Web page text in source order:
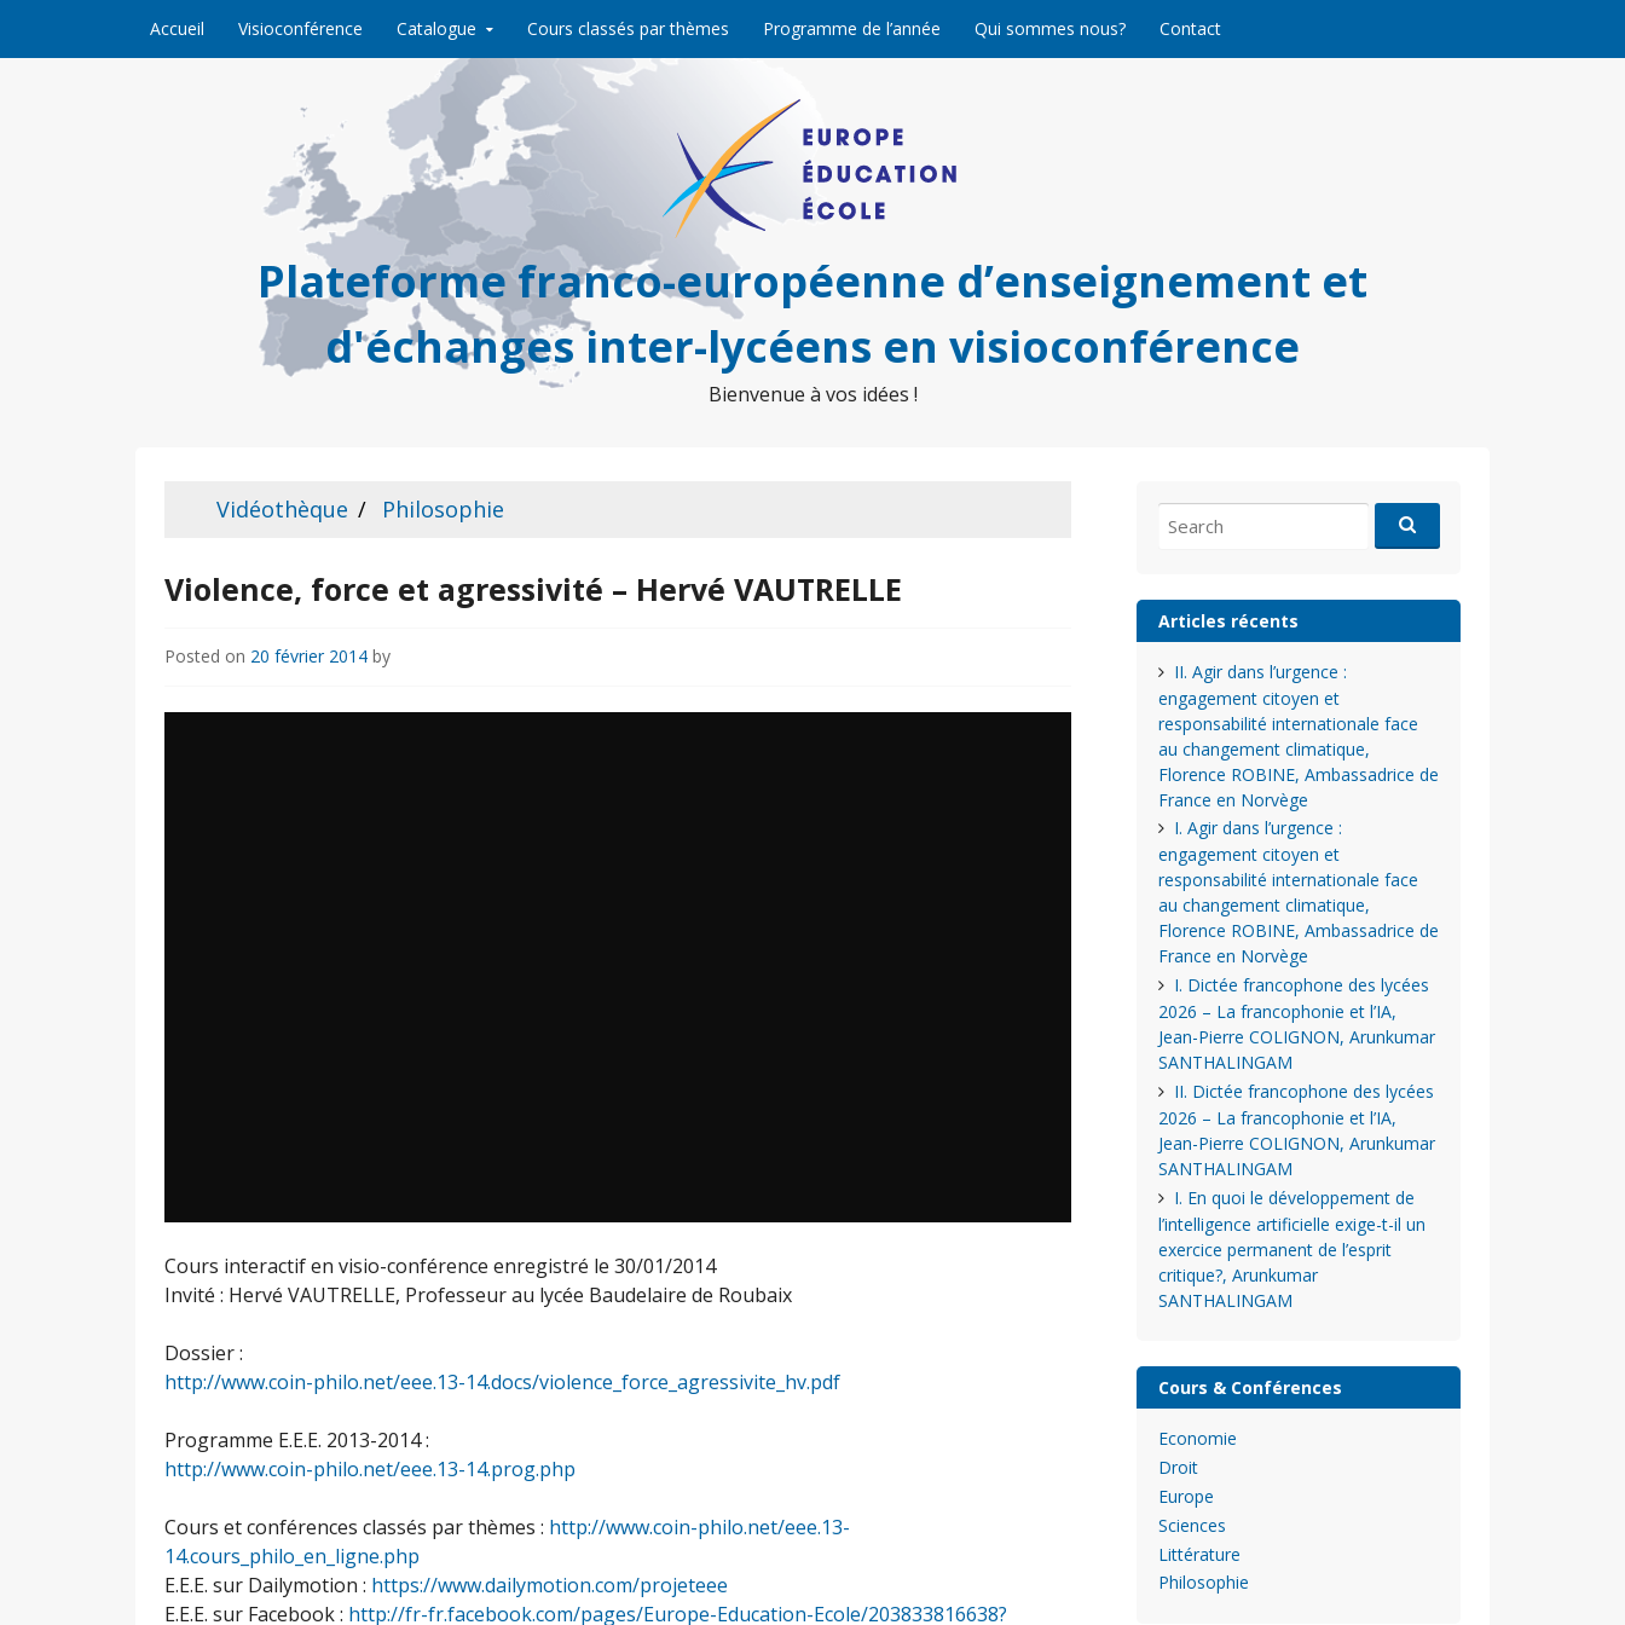
Accueil Visioconférence Catalogue Cours classés par thèmes Programme de l’année Qui sommes nous? Contact
Plateforme franco-européenne d’enseignement et
d'échanges inter-lycéens en visioconférence
Bienvenue à vos idées !
Vidéothèque Philosophie
Violence, force et agressivité – Hervé VAUTRELLE
Posted on 20 février 2014 by
Cours interactif en visio-conférence enregistré le 30/01/2014
Invité : Hervé VAUTRELLE, Professeur au lycée Baudelaire de Roubaix
Dossier :
http://www.coin-philo.net/eee.13-14.docs/violence_force_agressivite_hv.pdf
Programme E.E.E. 2013-2014 :
http://www.coin-philo.net/eee.13-14.prog.php
Cours et conférences classés par thèmes : http://www.coin-philo.net/eee.13-
14.cours_philo_en_ligne.php
E.E.E. sur Dailymotion : https://www.dailymotion.com/projeteee
E.E.E. sur Facebook : http://fr-fr.facebook.com/pages/Europe-Education-Ecole/203833816638?
for:
Articles récents
II. Agir dans l’urgence :
engagement citoyen et
responsabilité internationale face
au changement climatique,
Florence ROBINE, Ambassadrice de
France en Norvège
I. Agir dans l’urgence :
engagement citoyen et
responsabilité internationale face
au changement climatique,
Florence ROBINE, Ambassadrice de
France en Norvège
I. Dictée francophone des lycées
2026 – La francophonie et l’IA,
Jean-Pierre COLIGNON, Arunkumar
SANTHALINGAM
II. Dictée francophone des lycées
2026 – La francophonie et l’IA,
Jean-Pierre COLIGNON, Arunkumar
SANTHALINGAM
I. En quoi le développement de
l’intelligence artificielle exige-t-il un
exercice permanent de l’esprit
critique?, Arunkumar
SANTHALINGAM
Cours & Conférences
Economie
Droit
Europe
Sciences
Littérature
Philosophie